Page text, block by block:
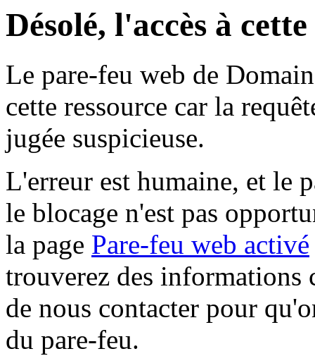
Désolé, l'accès à
Le pare-feu web de
cette ressource car la
jugée suspicieuse.
L'erreur est humaine, et le
le blocage n'est pas
la page Pare-feu web activé
trouverez des informations
de nous contacter pour
du pare-feu.